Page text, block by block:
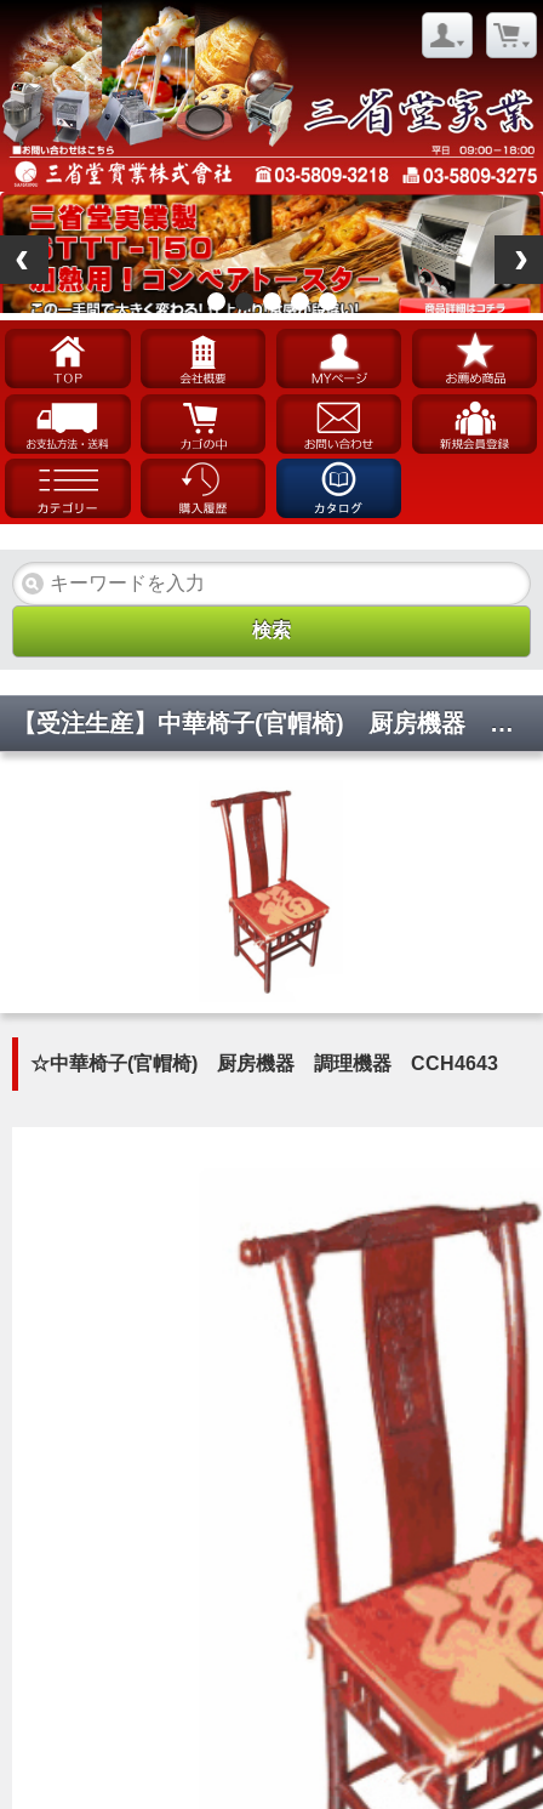
【受注生産】中華椅子(官帽椅) 厨房機器 調理機器 CCH4643 FH460*D430*BH1030(mm)【代引き不可】
☆中華椅子(官帽椅) 厨房機器 調理機器 CCH4643